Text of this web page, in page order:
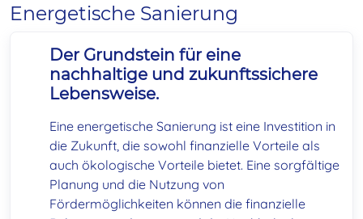
Energetische Sanierung
Der Grundstein für eine
nachhaltige und zukunftssichere
Lebensweise.
Eine energetische Sanierung ist eine Investition in
die Zukunft, die sowohl finanzielle Vorteile als
auch ökologische Vorteile bietet. Eine sorgfältige
Planung und die Nutzung von
Fördermöglichkeiten können die finanzielle